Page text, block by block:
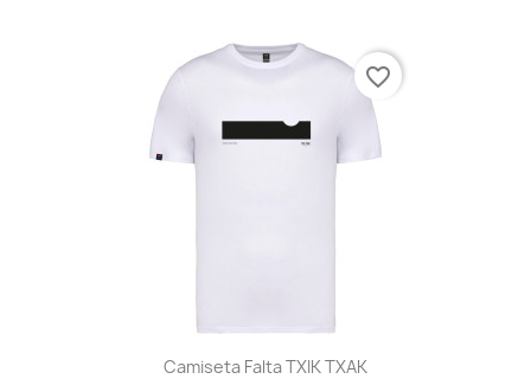
Camiseta Falta TXIK TXAK
favorite_border